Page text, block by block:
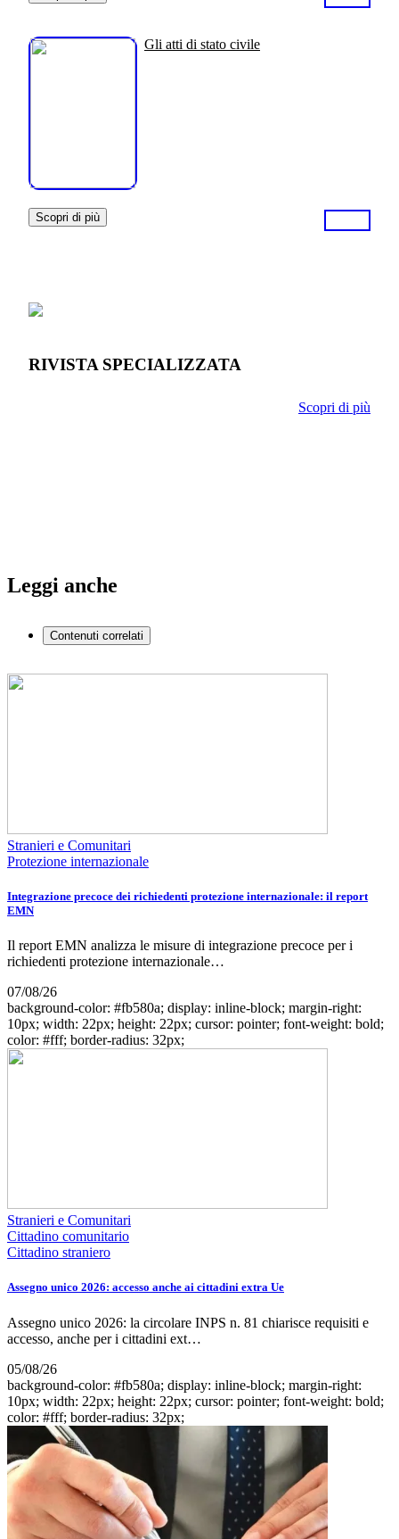
Gli atti di stato civile
Scopri di più
RIVISTA SPECIALIZZATA
Scopri di più
Leggi anche
Contenuti correlati
Stranieri e Comunitari
Protezione internazionale
Integrazione precoce dei richiedenti protezione internazionale: il report
EMN
Il report EMN analizza le misure di integrazione precoce per i
richiedenti protezione internazionale…
07/08/26
background-color: #fb580a; display: inline-block; margin-right:
10px; width: 22px; height: 22px; cursor: pointer; font-weight: bold;
color: #fff; border-radius: 32px;
Stranieri e Comunitari
Cittadino comunitario
Cittadino straniero
Assegno unico 2026: accesso anche ai cittadini extra Ue
Assegno unico 2026: la circolare INPS n. 81 chiarisce requisiti e
accesso, anche per i cittadini ext…
05/08/26
background-color: #fb580a; display: inline-block; margin-right:
10px; width: 22px; height: 22px; cursor: pointer; font-weight: bold;
color: #fff; border-radius: 32px;